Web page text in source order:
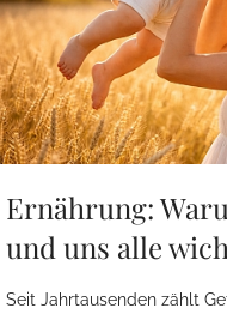
Ernährung:
und uns alle
Seit Jahrtausenden zählt